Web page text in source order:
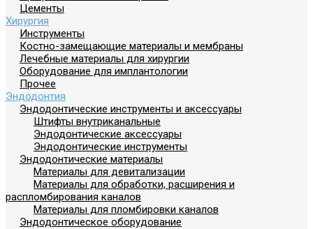
Цементы
Хирургия
Инструменты
Костно-замещающие материалы и мембраны
Лечебные материалы для хирургии
Оборудование для имплантологии
Прочее
Эндодонтия
Эндодонтические инструменты и аксессуары
Штифты внутриканальные
Эндодонтические аксессуары
Эндодонтические инструменты
Эндодонтические материалы
Материалы для девитализации
Материалы для обработки, расширения и
распломбирования каналов
Материалы для пломбировки каналов
Эндодонтическое оборудование